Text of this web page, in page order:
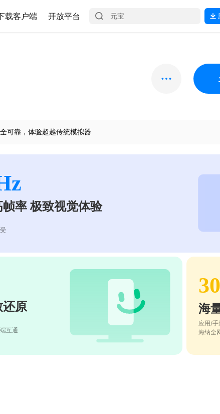
载客户端 开放平台
可靠，体验超越传统模拟器
率 极致视觉体验
还原
互通
海
应用/
海纳全